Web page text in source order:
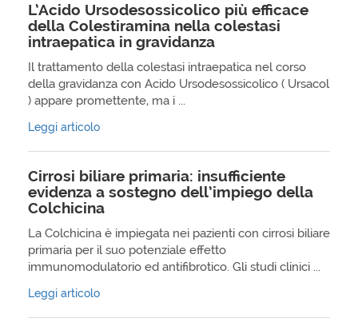
L’Acido Ursodesossicolico più efficace
della Colestiramina nella colestasi
intraepatica in gravidanza
Il trattamento della colestasi intraepatica nel corso
della gravidanza con Acido Ursodesossicolico ( Ursacol
) appare promettente, ma i ...
Leggi articolo
Cirrosi biliare primaria: insufficiente
evidenza a sostegno dell’impiego della
Colchicina
La Colchicina è impiegata nei pazienti con cirrosi biliare
primaria per il suo potenziale effetto
immunomodulatorio ed antifibrotico. Gli studi clinici ...
Leggi articolo